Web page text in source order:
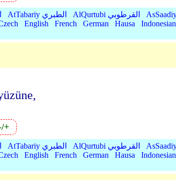
AtTabariy الطبري AlQurtubi القرطوبي
English French German Hausa Indonesian
+
AtTabariy الطبري AlQurtubi القرطوبي
English French German Hausa Indonesian